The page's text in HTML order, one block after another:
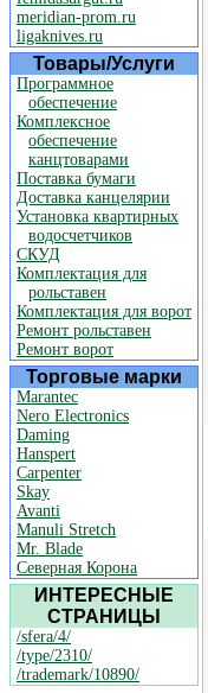
meridian-prom.ru
ligaknives.ru
Товары/Услуги
Программное
обеспечение
Комплексное
обеспечение
канцтоварами
Поставка бумаги
Доставка канцелярии
Установка квартирных
водосчетчиков
СКУД
Комплектация для
рольставен
Комплектация для ворот
Ремонт рольставен
Ремонт ворот
Торговые марки
Marantec
Nero Electronics
Daming
Hanspert
Carpenter
Skay
Avanti
Manuli Stretch
Mr. Blade
Северная Корона
ИНТЕРЕСНЫЕ
СТРАНИЦЫ
/sfera/4/
/type/2310/
/trademark/10890/